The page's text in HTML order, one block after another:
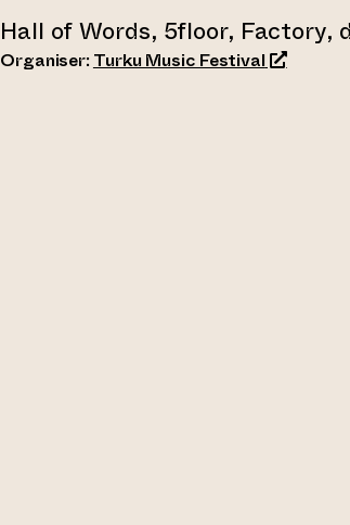
Hall of Words, 5floor, Factory,
Organiser: Turku Music Festival(opens